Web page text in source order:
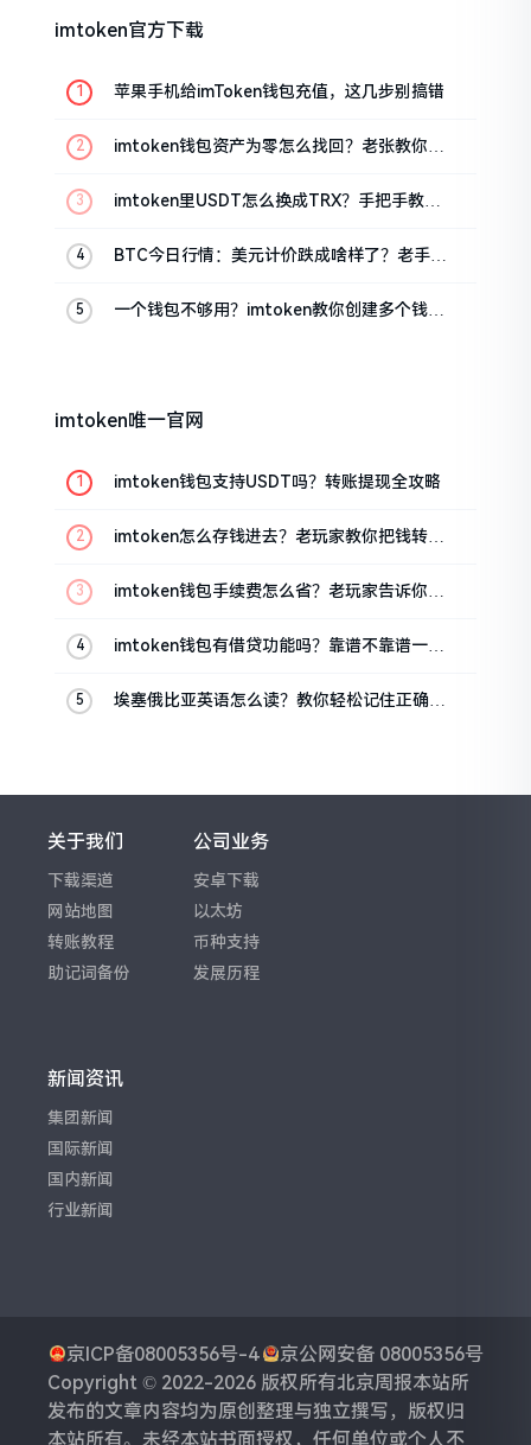
imtoken官方下载
苹果手机给imToken钱包充值，这几步别搞错
imtoken钱包资产为零怎么找回？老张教你几
imtoken里USDT怎么换成TRX？手把手教你
BTC今日行情：美元计价跌成啥样了？老手教
一个钱包不够用？imtoken教你创建多个钱包
imtoken唯一官网
imtoken钱包支持USDT吗？转账提现全攻略
imtoken怎么存钱进去？老玩家教你把钱转进
imtoken钱包手续费怎么省？老玩家告诉你几
imtoken钱包有借贷功能吗？靠谱不靠谱一文
埃塞俄比亚英语怎么读？教你轻松记住正确发
关于我们
下载渠道
网站地图
转账教程
助记词备份
公司业务
安卓下载
以太坊
币种支持
发展历程
新闻资讯
集团新闻
国际新闻
国内新闻
行业新闻
京ICP备08005356号-4
京公网安备 08005356号
Copyright © 2022-2026 版权所有北京周报本站所
发布的文章内容均为原创整理与独立撰写，版权归
本站所有。未经本站书面授权，任何单位或个人不